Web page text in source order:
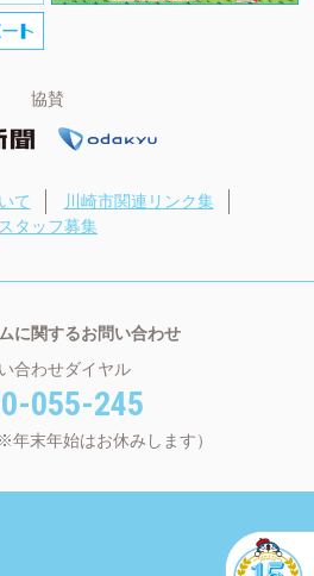
協賛
て
川崎市関連リンク集
スタッフ募集
に関するお問い合わせ
合わせダイヤル
055-245
年末年始はお休みします）